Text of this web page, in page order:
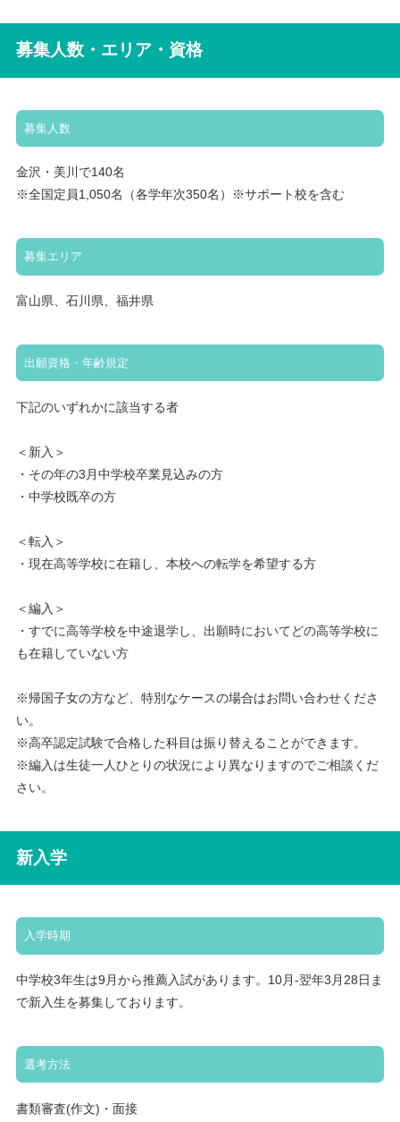
募集人数・エリア・資格
募集人数
金沢・美川で140名
※全国定員1,050名（各学年次350名）※サポート校を含む
募集エリア
富山県、石川県、福井県
出願資格・年齢規定
下記のいずれかに該当する者
＜新入＞
・その年の3月中学校卒業見込みの方
・中学校既卒の方
＜転入＞
・現在高等学校に在籍し、本校への転学を希望する方
＜編入＞
・すでに高等学校を中途退学し、出願時においてどの高等学校に
も在籍していない方
※帰国子女の方など、特別なケースの場合はお問い合わせくださ
い。
※高卒認定試験で合格した科目は振り替えることができます。
※編入は生徒一人ひとりの状況により異なりますのでご相談くだ
さい。
新入学
入学時期
中学校3年生は9月から推薦入試があります。10月-翌年3月28日ま
で新入生を募集しております。
選考方法
書類審査(作文)・面接